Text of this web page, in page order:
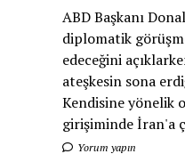
ABD Başkanı
diplomatik
edeceğini
ateşkesin sona
Kendisine yönelik
girişiminde İran'a
Yorum yapın